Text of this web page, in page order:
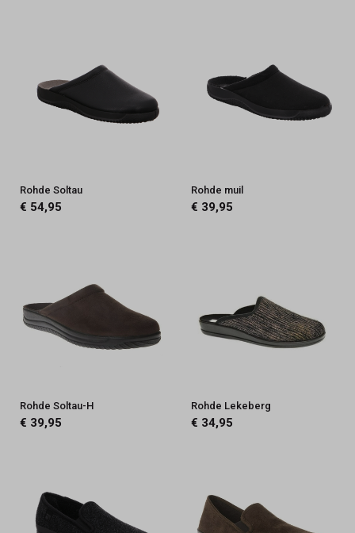
Rohde Soltau
€ 54,95
Rohde muil
€ 39,95
Rohde Soltau-H
€ 39,95
Rohde Lekeberg
€ 34,95